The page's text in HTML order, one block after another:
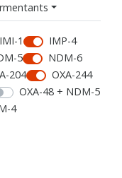
IMI-1
IMP-4
5
NDM-6
204
OXA-244
OXA-48 + NDM-5
4